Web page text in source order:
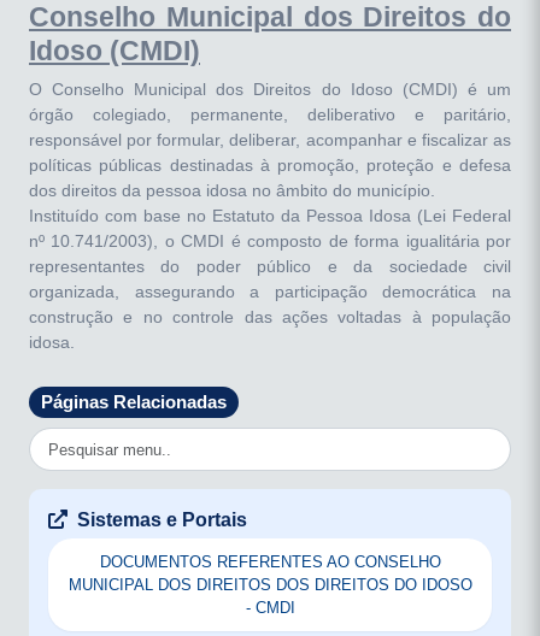
Conselho Municipal dos Direitos do
Idoso (CMDI)
O Conselho Municipal dos Direitos do Idoso (CMDI) é um
órgão colegiado, permanente, deliberativo e paritário,
responsável por formular, deliberar, acompanhar e fiscalizar as
políticas públicas destinadas à promoção, proteção e defesa
dos direitos da pessoa idosa no âmbito do município.
Instituído com base no Estatuto da Pessoa Idosa (Lei Federal
nº 10.741/2003), o CMDI é composto de forma igualitária por
representantes do poder público e da sociedade civil
organizada, assegurando a participação democrática na
construção e no controle das ações voltadas à população
idosa.
Finalidade e atribuições
O CMDI tem como principal finalidade garantir que os direitos
da pessoa idosa sejam respeitados e efetivados, promovendo
sua inclusão social, autonomia e qualidade de vida. Entre suas
principais atribuições, destacam-se:
- Formular e deliberar sobre a Política Municipal dos Direitos
da Pessoa Idosa;
- Acompanhar, avaliar e fiscalizar a execução das ações e
serviços destinados à população idosa;
Páginas Relacionadas
Sistemas e Portais
DOCUMENTOS REFERENTES AO CONSELHO
MUNICIPAL DOS DIREITOS DOS DIREITOS DO IDOSO
- CMDI